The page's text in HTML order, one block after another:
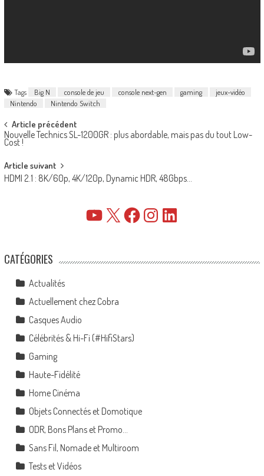
Tags Big N console de jeu console next-gen gaming
jeux-vidéo
Nintendo
Nintendo Switch
Post
navigation
Article précédent
Nouvelle Technics SL-1200GR : plus abordable, mais pas du tout Low-
Cost !
Article suivant
HDMI 2.1 : 8K/60p, 4K/120p, Dynamic HDR, 48Gbps…
YouTube FacebookInstagramLinkedIn
CATÉGORIES
Actualités
Actuellement chez Cobra
Casques Audio
Célébrités & Hi-Fi (#HifiStars)
Gaming
Haute-Fidélité
Home Cinéma
Objets Connectés et Domotique
ODR, Bons Plans et Promo…
Sans Fil, Nomade et Multiroom
Tests et Vidéos